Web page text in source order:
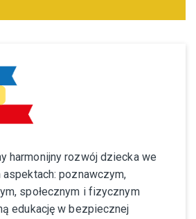
harmonijny rozwój dziecka we
poznawczym,
społecznym i fizycznym
edukację w bezpiecznej